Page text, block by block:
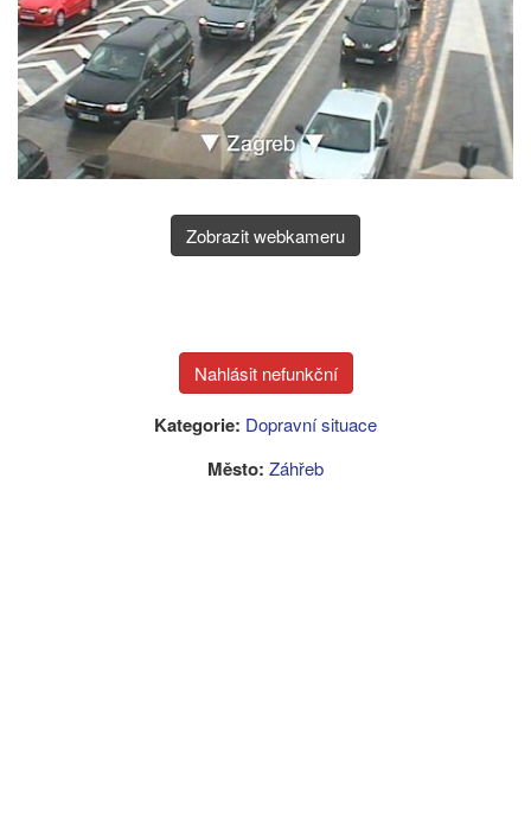
Zobrazit webkameru
Kategorie: Dopravní situace
Město: Záhřeb